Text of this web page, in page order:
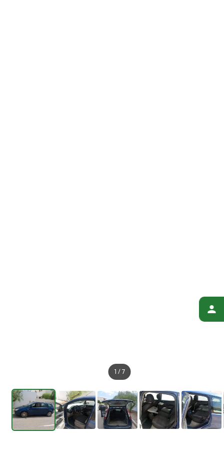
1 / 7